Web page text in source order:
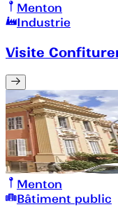
Menton
Industrie
Visite
Menton
Bâtiment public